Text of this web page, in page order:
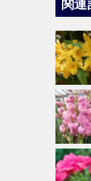
関連